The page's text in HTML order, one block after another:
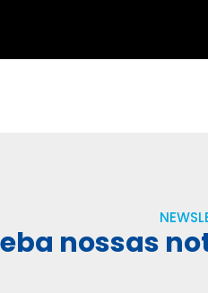
nossas